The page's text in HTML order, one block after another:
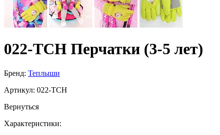
022-TCH Перчатки (3-5 лет)
Бренд: Теплыши
Артикул: 022-TCH
Вернуться
Характеристики: